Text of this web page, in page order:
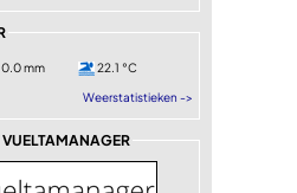
0.0 mm 22.1 °C
Weerstatistieken ->
VUELTAMANAGER